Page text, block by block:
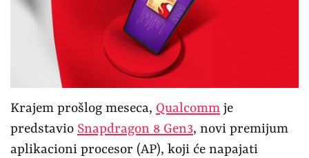
Krajem prošlog meseca, Qualcomm je
predstavio Snapdragon 8 Gen3, novi premijum
aplikacioni procesor (AP), koji će napajati